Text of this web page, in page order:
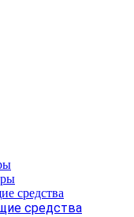
средства